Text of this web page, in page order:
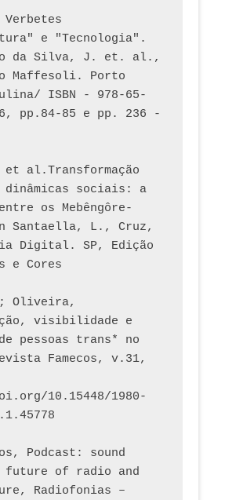
Verbetes
e "Tecnologia".
da Silva, J. et. al.,
Maffesoli. Porto
ISBN - 978-65-
6, pp.84-85 e pp. 236 -
et al.Transformação
sociais: a
os Mebêngôre-
Santaella, L., Cruz,
Digital. SP, Edição
e Cores
Oliveira,
visibilidade e
pessoas trans* no
Famecos, v.31,
10.15448/1980-
Podcast: sound
future of radio and
Radiofonias –